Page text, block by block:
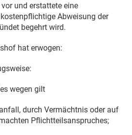
und erstattete eine
Abweisung der
begehrt wird.
hat erwogen:
wegen gilt
durch Vermächtnis oder auf
Pflichtteilsanspruches;